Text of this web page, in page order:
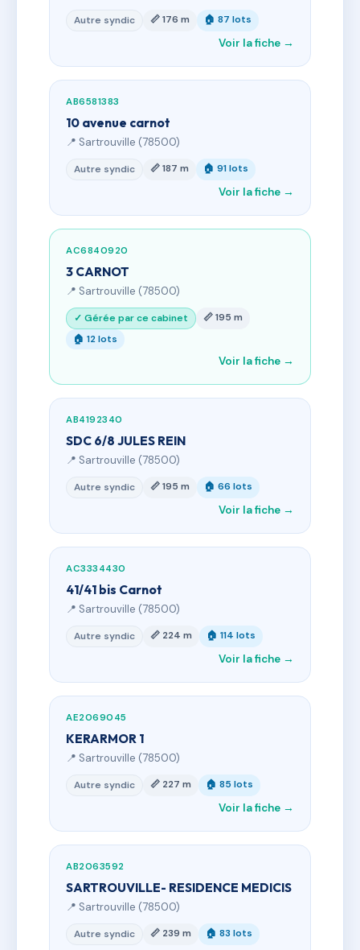
Autre syndic 📏 176 m 🏠 87 lots
Voir la fiche →
AB6581383
10 avenue carnot
📍 Sartrouville (78500)
Autre syndic 📏 187 m 🏠 91 lots
Voir la fiche →
AC6840920
3 CARNOT
📍 Sartrouville (78500)
✓ Gérée par ce cabinet
📏 195 m
🏠 12 lots
Voir la fiche →
AB4192340
SDC 6/8 JULES REIN
📍 Sartrouville (78500)
Autre syndic 📏 195 m 🏠 66 lots
Voir la fiche →
AC3334430
41/41 bis Carnot
📍 Sartrouville (78500)
Autre syndic 📏 224 m 🏠 114 lots
Voir la fiche →
AE2069045
KERARMOR 1
📍 Sartrouville (78500)
Autre syndic 📏 227 m 🏠 85 lots
Voir la fiche →
AB2063592
SARTROUVILLE- RESIDENCE MEDICIS
📍 Sartrouville (78500)
Autre syndic 📏 239 m 🏠 83 lots